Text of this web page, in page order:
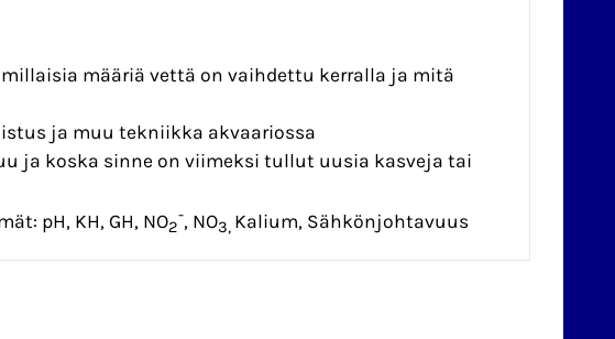
määriä vettä on vaihdettu kerralla ja mitä
ja muu tekniikka akvaariossa
ja koska sinne on viimeksi tullut uusia kasveja tai
pH, KH, GH, NO2
-, NO3, Kalium, Sähkönjohtavuus